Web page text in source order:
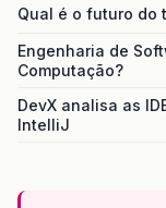
Qual é o futuro do
Engenharia de
Computação?
DevX analisa as
IntelliJ